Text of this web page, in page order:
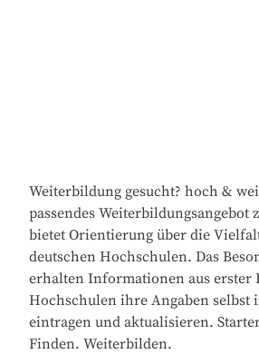
Weiterbildung gesucht? hoch &
passendes Weiterbildungsangebot
bietet Orientierung über die
deutschen Hochschulen. Das
erhalten Informationen aus erster
Hochschulen ihre Angaben selbst
eintragen und aktualisieren.
Finden. Weiterbilden.